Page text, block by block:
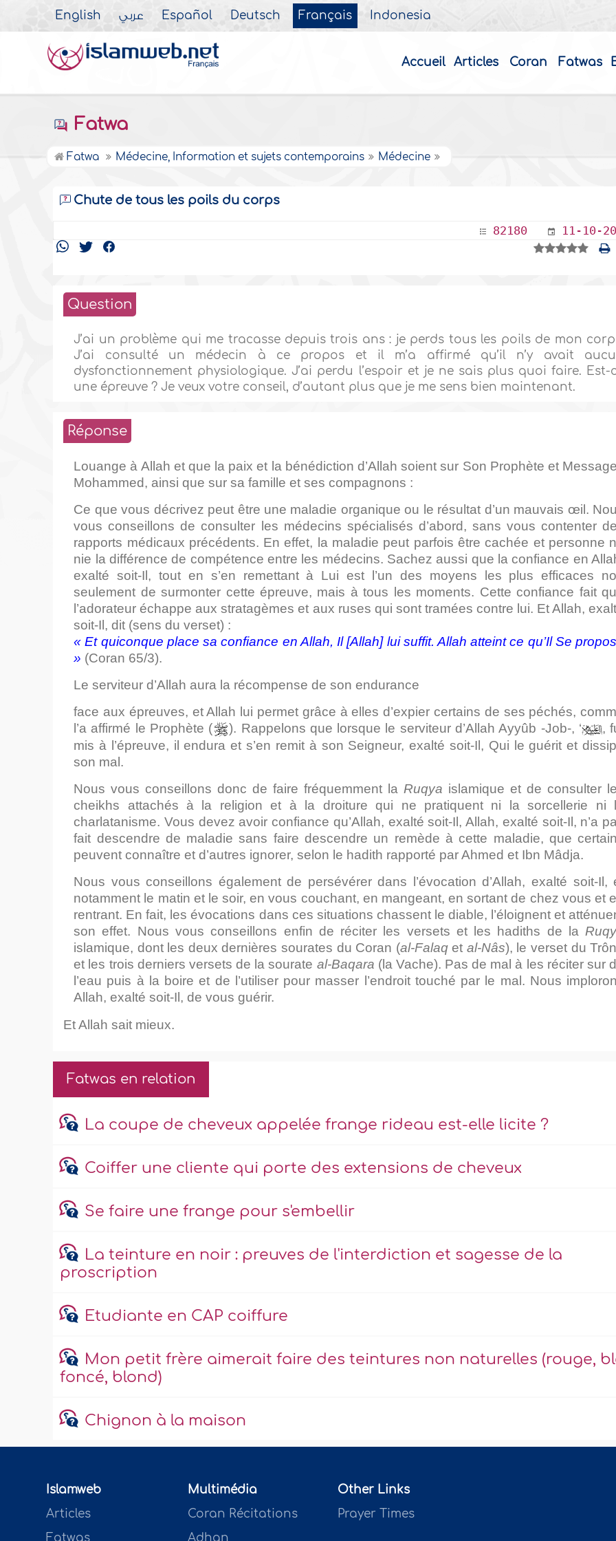
English عربي Español Deutsch Français Indonesia
Accueil Articles Coran Fatwas
Fatwa
Fatwa Médecine, Information et sujets contemporains Médecine
Chute de tous les poils du corps
82180 11-10-
Question
J’ai un problème qui me tracasse depuis trois ans : je perds tous les poils de mon
J’ai consulté un médecin à ce propos et il m’a affirmé qu’il n’y avait
dysfonctionnement physiologique. J’ai perdu l’espoir et je ne sais plus quoi faire. Est-
une épreuve ? Je veux votre conseil, d’autant plus que je me sens bien maintenant.
Réponse
Louange à Allah et que la paix et la bénédiction d’Allah soient sur Son Prophète et
Mohammed, ainsi que sur sa famille et ses compagnons :
Ce que vous décrivez peut être une maladie organique ou le résultat d’un mauvais œil.
vous conseillons de consulter les médecins spécialisés d’abord, sans vous contenter
rapports médicaux précédents. En effet, la maladie peut parfois être cachée et personne
nie la différence de compétence entre les médecins. Sachez aussi que la confiance en
exalté soit-Il, tout en s’en remettant à Lui est l’un des moyens les plus efficaces
seulement de surmonter cette épreuve, mais à tous les moments. Cette confiance fait
l’adorateur échappe aux stratagèmes et aux ruses qui sont tramées contre lui. Et Allah,
soit-Il, dit (sens du verset) :
«Et quiconque place sa confiance en Allah, Il [Allah] lui suffit. Allah atteint ce qu’Il Se
» (Coran 65/3).
Le serviteur d’Allah aura la récompense de son endurance
face aux épreuves, et Allah lui permet grâce à elles d’expier certains de ses péchés,
l’a affirmé le Prophète (
). Rappelons que lorsque le serviteur d’Allah Ayyûb -Job-, ‘
,
mis à l’épreuve, il endura et s’en remit à son Seigneur, exalté soit-Il, Qui le guérit et
son mal.
Nous vous conseillons donc de faire fréquemment laRuqya islamique et de consulter
cheikhs attachés à la religion et à la droiture qui ne pratiquent ni la sorcellerie ni
charlatanisme. Vous devez avoir confiance qu’Allah, exalté soit-Il,Allah, exalté soit-Il, n’a
fait descendre de maladie sans faire descendre un remède à cette maladie, que
peuvent connaître et d’autres ignorer, selon le hadith rapporté par Ahmed et Ibn Mâdja.
Nous vous conseillons également de persévérer dans l’évocation d’Allah, exalté soit-Il,
notamment le matin et le soir, en vous couchant, en mangeant, en sortant de chez vous et
rentrant. En fait, les évocations dans ces situations chassent le diable, l’éloignent et
son effet. Nous vous conseillons enfin de réciter les versets et les hadiths de la
islamique, dont les deux dernières sourates du Coran (al-Falaqet al-Nâs), le verset du
et les trois derniers versets de la sourate al-Baqara (la Vache). Pas de mal à les réciter sur
l’eau puis à la boire et de l’utiliser pour masser l’endroit touché par le mal. Nous
Allah, exalté soit-Il, de vous guérir.
Et Allah sait mieux.
Fatwas en relation
La coupe de cheveux appelée frange rideau est-elle licite ?
Coiffer une cliente qui porte des extensions de cheveux
Se faire une frange pour s'embellir
La teinture en noir : preuves de l'interdiction et sagesse de la
proscription
Etudiante en CAP coiffure
Mon petit frère aimerait faire des teintures non naturelles (rouge,
foncé, blond)
Chignon à la maison
Islamweb
Articles
Fatwas
Multimédia
Coran Récitations
Adhan
Other Links
Prayer Times